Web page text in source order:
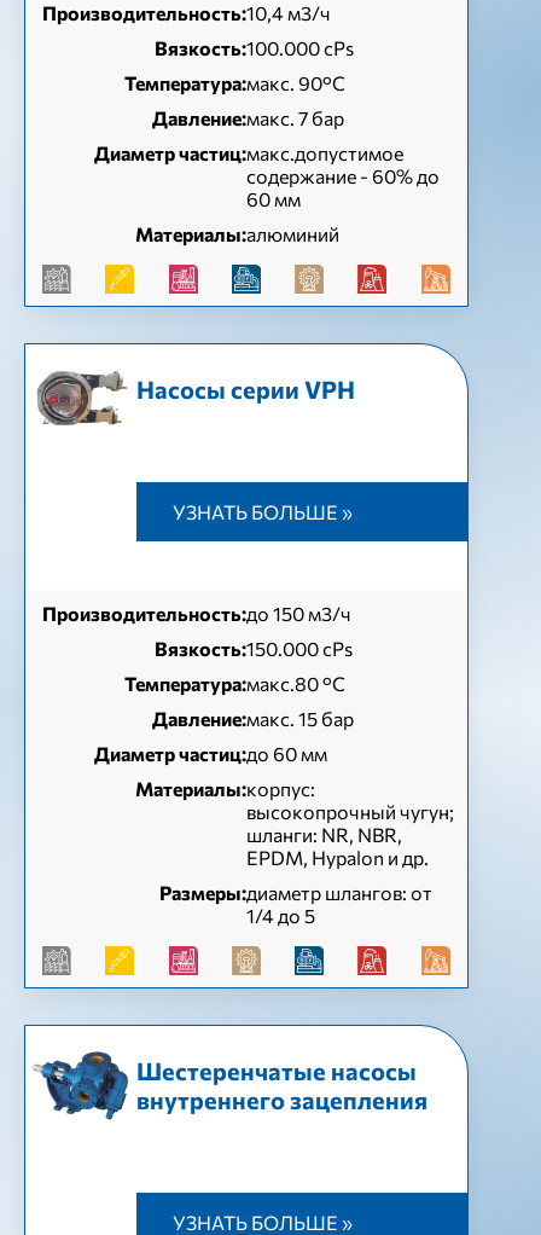
Производительность:10,4 м3/ч
Вязкость:100.000 cPs
Температура:макс. 90°C
Давление:макс. 7 бар
Диаметр частиц:макс.допустимое
содержание - 60% до
60 мм
Материалы:алюминий
Насосы серии VPH
УЗНАТЬ БОЛЬШЕ »
Производительность:до 150 м3/ч
Вязкость:150.000 cPs
Температура:макс.80 °C
Давление:макс. 15 бар
Диаметр частиц:до 60 мм
Материалы:корпус:
высокопрочный чугун;
шланги: NR, NBR,
EPDM, Hypalon и др.
Размеры:диаметр шлангов: от
1/4 до 5
Шестеренчатые насосы
внутреннего зацепления
УЗНАТЬ БОЛЬШЕ »